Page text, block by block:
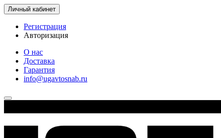
Личный кабинет
Регистрация
Авторизация
О нас
Доставка
Гарантия
info@ugavtosnab.ru